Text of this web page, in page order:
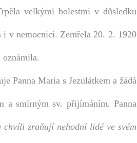
velkými bolestmi v důsledku
i v nemocnici. Zemřela 20. 2. 1920
Panna Maria s Jezulátkem a žádá
a smírným sv. přijímáním. Panna
zraňují nehodní lidé ve svém